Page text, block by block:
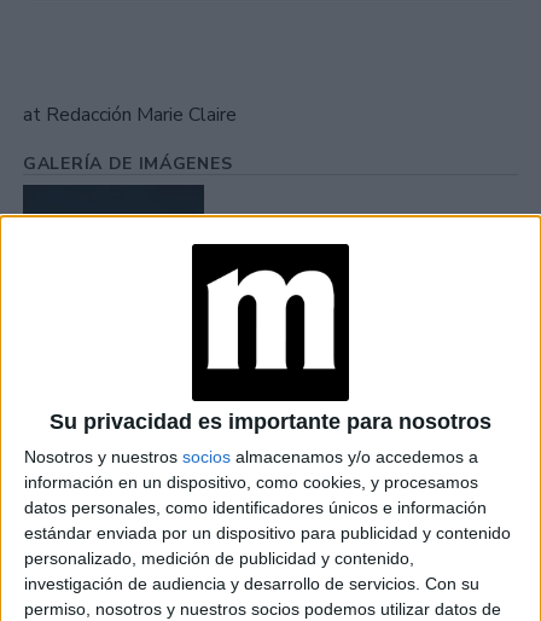
Su privacidad es importante para nosotros
Nosotros y nuestros socios almacenamos y/o accedemos a
información en un dispositivo, como cookies, y procesamos
datos personales, como identificadores únicos e información
estándar enviada por un dispositivo para publicidad y contenido
personalizado, medición de publicidad y contenido,
investigación de audiencia y desarrollo de servicios. Con su
permiso, nosotros y nuestros socios podemos utilizar datos de
at Redacción Marie Claire
GALERÍA DE IMÁGENES
Accedé a los beneficios para suscriptores
Contenidos exclusivos
Sorteos
Descuentos en publicaciones
Participación en los eventos organizados por
Editorial Perfil.